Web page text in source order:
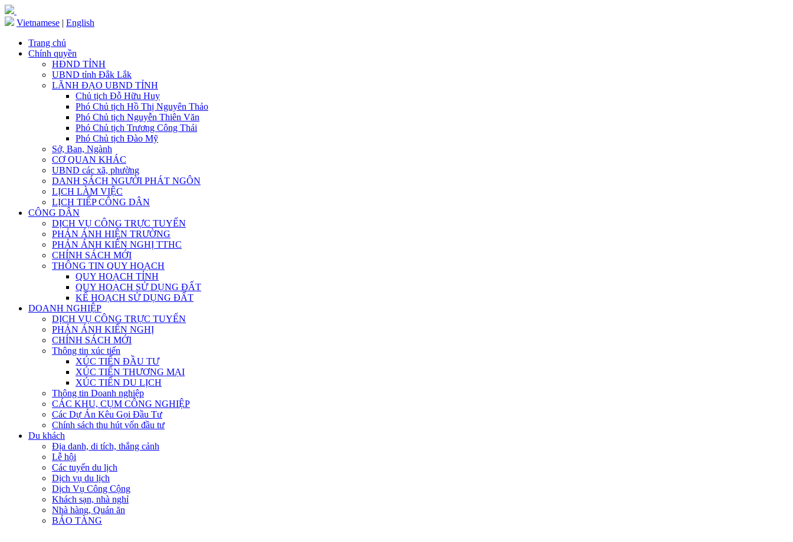
Vietnamese | English
Trang chủ
Chính quyền
HĐND TỈNH
UBND tỉnh Đắk Lắk
LÃNH ĐẠO UBND TỈNH
Chủ tịch Đỗ Hữu Huy
Phó Chủ tịch Hồ Thị Nguyên Thảo
Phó Chủ tịch Nguyễn Thiên Văn
Phó Chủ tịch Trương Công Thái
Phó Chủ tịch Đào Mỹ
Sở, Ban, Ngành
CƠ QUAN KHÁC
UBND các xã, phường
DANH SÁCH NGƯỜI PHÁT NGÔN
LỊCH LÀM VIỆC
LỊCH TIẾP CÔNG DÂN
CÔNG DÂN
DỊCH VỤ CÔNG TRỰC TUYẾN
PHẢN ÁNH HIỆN TRƯỜNG
PHẢN ÁNH KIẾN NGHỊ TTHC
CHÍNH SÁCH MỚI
THÔNG TIN QUY HOẠCH
QUY HOẠCH TỈNH
QUY HOẠCH SỬ DỤNG ĐẤT
KẾ HOẠCH SỬ DỤNG ĐẤT
DOANH NGHIỆP
DỊCH VỤ CÔNG TRỰC TUYẾN
PHẢN ÁNH KIẾN NGHỊ
CHÍNH SÁCH MỚI
Thông tin xúc tiến
XÚC TIẾN ĐẦU TƯ
XÚC TIẾN THƯƠNG MẠI
XÚC TIẾN DU LỊCH
Thông tin Doanh nghiệp
CÁC KHU, CỤM CÔNG NGHIỆP
Các Dự Án Kêu Gọi Đầu Tư
Chính sách thu hút vốn đầu tư
Du khách
Địa danh, di tích, thắng cảnh
Lễ hội
Các tuyến du lịch
Dịch vụ du lịch
Dịch Vụ Công Cộng
Khách sạn, nhà nghỉ
Nhà hàng, Quán ăn
BẢO TÀNG